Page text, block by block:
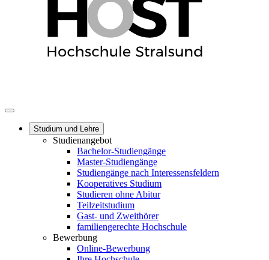
Studium und Lehre
Studienangebot
Bachelor-Studiengänge
Master-Studiengänge
Studiengänge nach Interessensfeldern
Kooperatives Studium
Studieren ohne Abitur
Teilzeitstudium
Gast- und Zweithörer
familiengerechte Hochschule
Bewerbung
Online-Bewerbung